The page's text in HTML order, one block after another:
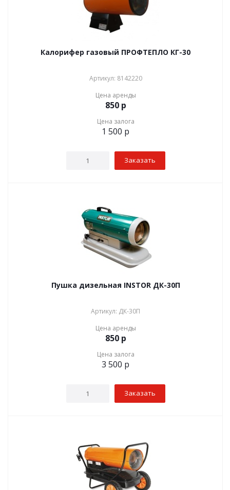
Калорифер газовый ПРОФТЕПЛО КГ-30
Артикул: 8142220
Цена аренды
850р
Цена залога
1 500 р
Заказать
Пушка дизельная INSTOR ДК-30П
Артикул: ДК-30П
Цена аренды
850р
Цена залога
3 500 р
Заказать